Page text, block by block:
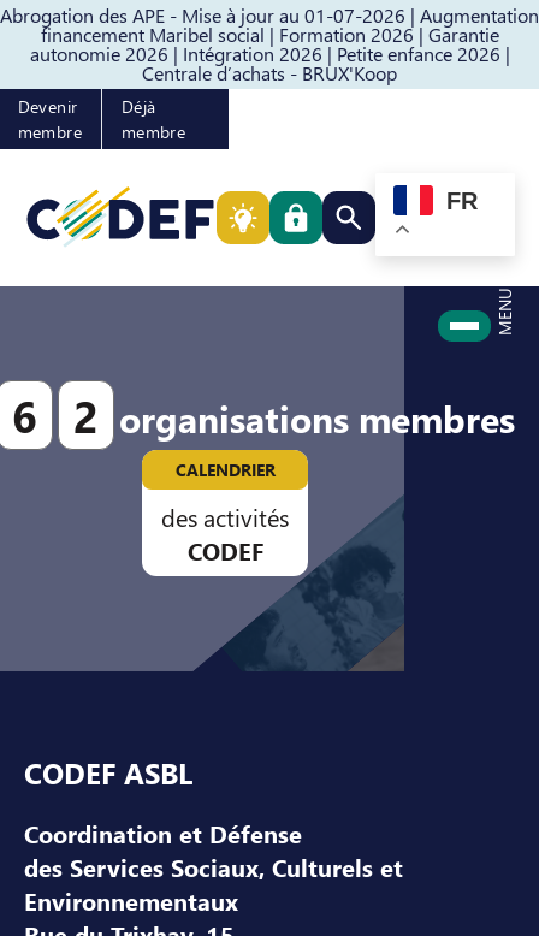
Abrogation des APE - Mise à jour au 01-07-2026 | Augmentation
financement Maribel social | Formation 2026 | Garantie
autonomie 2026 | Intégration 2026 | Petite enfance 2026 |
Centrale d’achats - BRUX'Koop
Passer au contenuPasser au pied de page
Devenir
membre
Déjà
membre
Rechercher quelque
FR
MENU
6 2 organisations membres
CALENDRIER
des activités
CODEF
CODEF ASBL
Coordination et Défense
des Services Sociaux, Culturels et
Environnementaux